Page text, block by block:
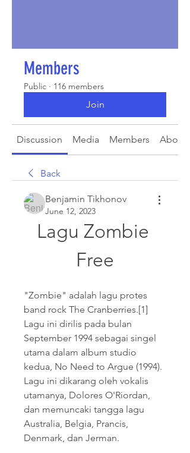
Members
Public · 116 members
Join
Discussion Media Members About
Back
Benjamin Tikhonov
June 12, 2023
Lagu Zombie
Free
"Zombie" adalah lagu protes
band rock The Cranberries.[1]
Lagu ini dirilis pada bulan
September 1994 sebagai singel
utama dalam album studio
kedua, No Need to Argue (1994).
Lagu ini dikarang oleh vokalis
utamanya, Dolores O'Riordan,
dan memuncaki tangga lagu
Australia, Belgia, Prancis,
Denmark, dan Jerman.